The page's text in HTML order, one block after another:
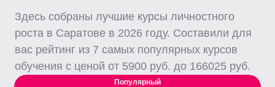
Здесь собраны лучшие курсы личностного
роста в Саратове в 2026 году. Составили для
вас рейтинг из 7 самых популярных курсов
обучения с ценой от 5900 руб. до 166025 руб.
Популярный